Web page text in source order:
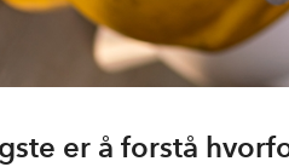
er å forstå